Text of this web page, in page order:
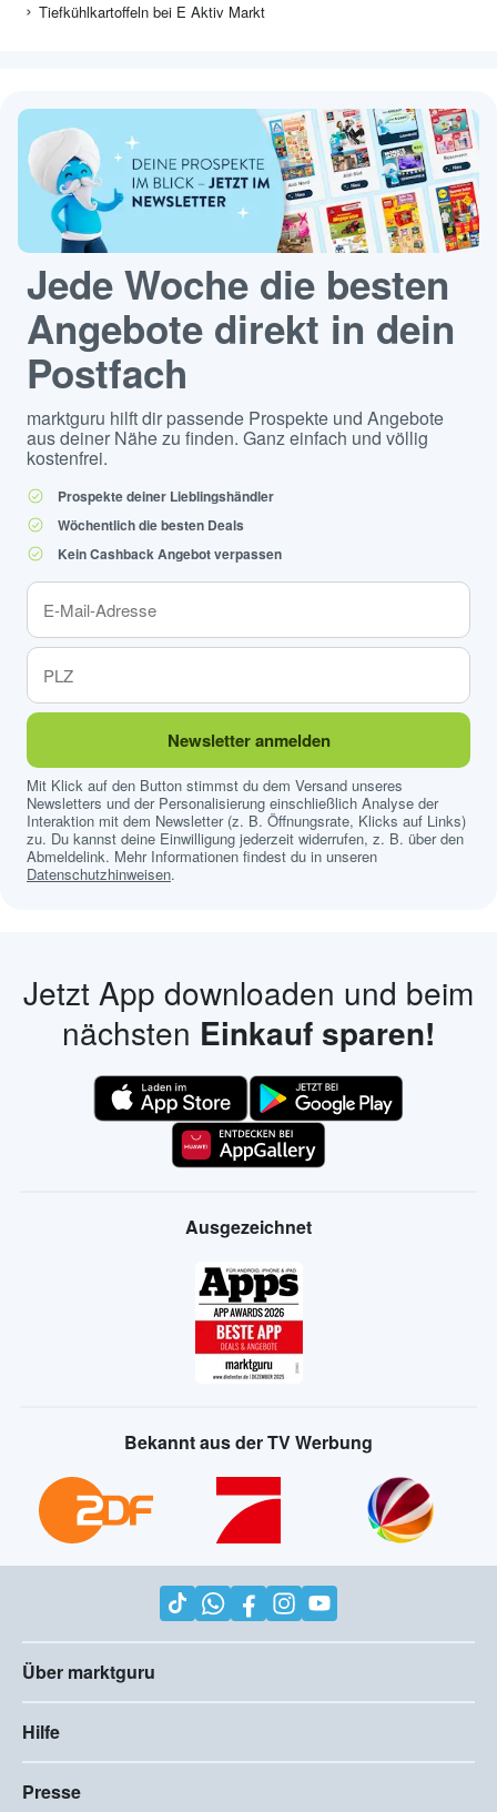
Tiefkühlkartoffeln bei E Aktiv Markt
Jede Woche die besten
Angebote direkt in dein
Postfach
marktguru hilft dir passende Prospekte und Angebote
aus deiner Nähe zu finden. Ganz einfach und völlig
kostenfrei.
Prospekte deiner Lieblingshändler
Wöchentlich die besten Deals
Kein Cashback Angebot verpassen
Newsletter anmelden
Mit Klick auf den Button stimmst du dem Versand unseres
Newsletters und der Personalisierung einschließlich Analyse der
Interaktion mit dem Newsletter (z. B. Öffnungsrate, Klicks auf Links)
zu. Du kannst deine Einwilligung jederzeit widerrufen, z. B. über den
Abmeldelink. Mehr Informationen findest du in unseren
Datenschutzhinweisen.
Jetzt App downloaden und beim
nächsten Einkauf sparen!
Ausgezeichnet
Bekannt aus der TV Werbung
Über marktguru
Hilfe
Presse